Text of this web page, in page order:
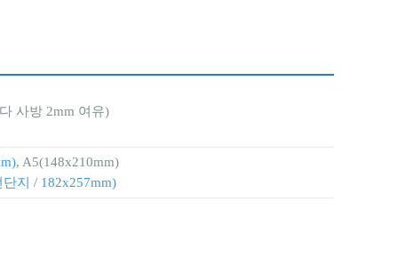
사방 2mm 여유)
, A5(148x210mm)
지 / 182x257mm)